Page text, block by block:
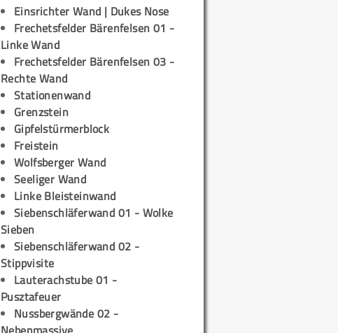
Einsrichter Wand | Dukes Nose
Frechetsfelder Bärenfelsen 01 -
Linke Wand
Frechetsfelder Bärenfelsen 03 -
Rechte Wand
Stationenwand
Grenzstein
Gipfelstürmerblock
Freistein
Wolfsberger Wand
Seeliger Wand
Linke Bleisteinwand
Siebenschläferwand 01 - Wolke
Sieben
Siebenschläferwand 02 -
Stippvisite
Lauterachstube 01 -
Pusztafeuer
Nussbergwände 02 -